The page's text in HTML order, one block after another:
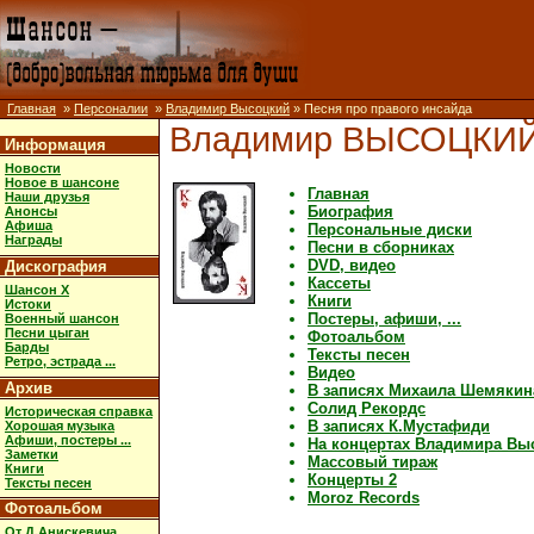
Главная » Персоналии » Владимир Высоцкий » Песня про правого инсайда
Информация
Новости
Новое в шансоне
Наши друзья
Анонсы
Афиша
Награды
Дискография
Шансон X
Истоки
Военный шансон
Песни цыган
Барды
Ретро, эстрада ...
Архив
Историческая справка
Хорошая музыка
Афиши, постеры ...
Заметки
Книги
Тексты песен
Фотоальбом
Владимир
Главная
Биография
Персональные диски
Песни в сборниках
DVD, видео
Кассеты
Книги
Постеры, афиши, ...
Фотоальбом
Тексты песен
Видео
В записях Михаила
Солид Рекордс
В записях К.Мустафиди
На концертах Владимира
Массовый тираж
Концерты 2
Moroz Records